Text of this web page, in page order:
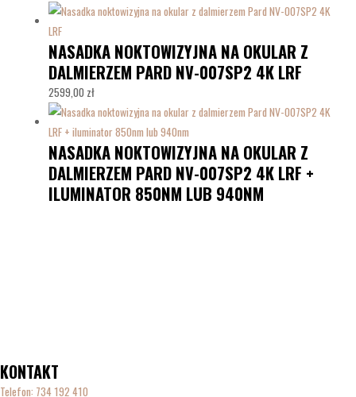
NASADKA NOKTOWIZYJNA NA OKULAR Z
DALMIERZEM PARD NV-007SP2 4K LRF
2599,00 zł
NASADKA NOKTOWIZYJNA NA OKULAR Z
DALMIERZEM PARD NV-007SP2 4K LRF +
ILUMINATOR 850NM LUB 940NM
KONTAKT
Telefon: 734 192 410